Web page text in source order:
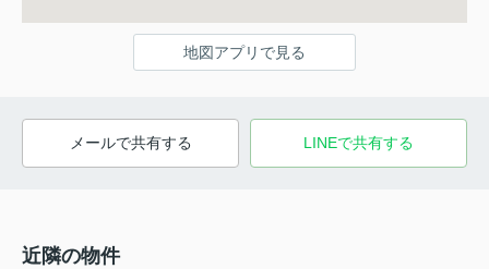
地図アプリで見る
メールで共有する LINEで共有する
近隣の物件